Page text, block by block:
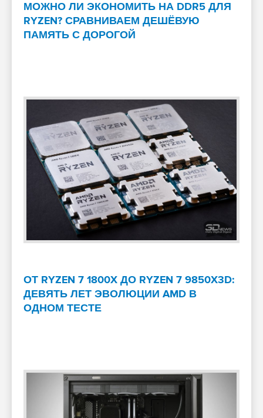
МОЖНО ЛИ ЭКОНОМИТЬ НА DDR5 ДЛЯ
RYZEN? СРАВНИВАЕМ ДЕШЁВУЮ
ПАМЯТЬ С ДОРОГОЙ
ОТ RYZEN 7 1800X ДО RYZEN 7 9850X3D:
ДЕВЯТЬ ЛЕТ ЭВОЛЮЦИИ AMD В
ОДНОМ ТЕСТЕ